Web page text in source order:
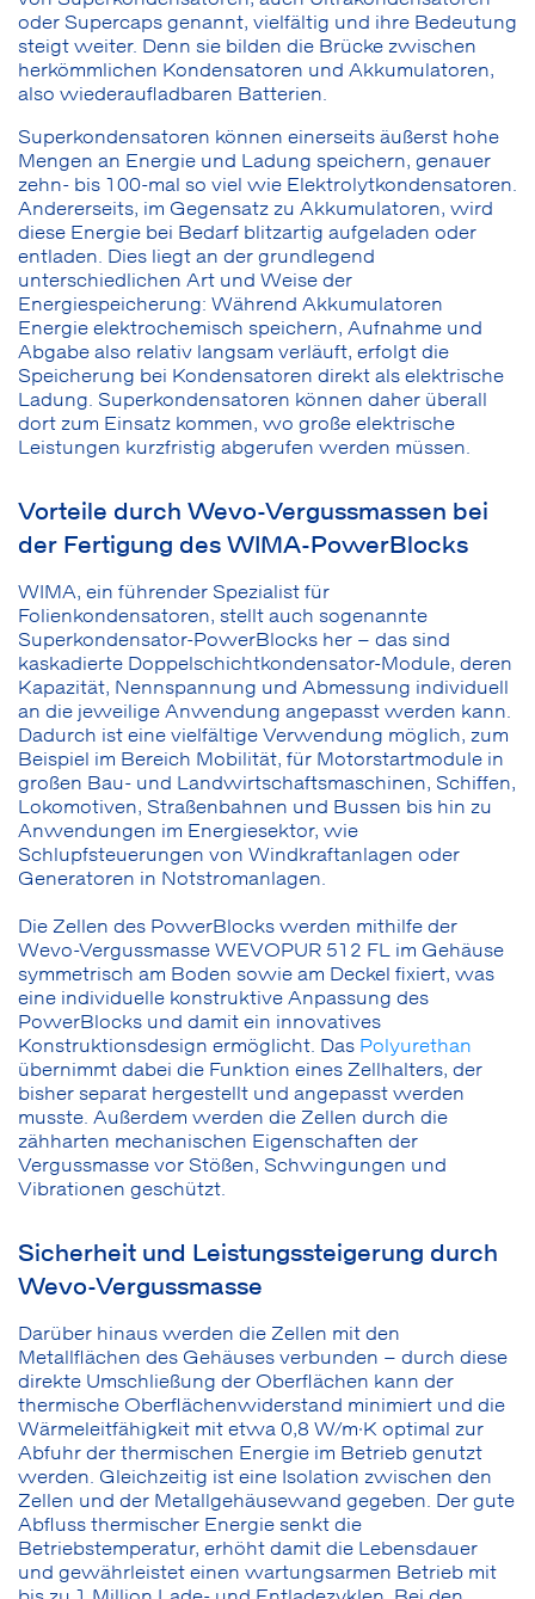
oder Supercaps genannt, vielfältig und ihre Bedeutung
steigt weiter. Denn sie bilden die Brücke zwischen
herkömmlichen Kondensatoren und Akkumulatoren,
also wiederaufladbaren Batterien.
Superkondensatoren können einerseits äußerst hohe
Mengen an Energie und Ladung speichern, genauer
zehn- bis 100-mal so viel wie Elektrolytkondensatoren.
Andererseits, im Gegensatz zu Akkumulatoren, wird
diese Energie bei Bedarf blitzartig aufgeladen oder
entladen. Dies liegt an der grundlegend
unterschiedlichen Art und Weise der
Energiespeicherung: Während Akkumulatoren
Energie elektrochemisch speichern, Aufnahme und
Abgabe also relativ langsam verläuft, erfolgt die
Speicherung bei Kondensatoren direkt als elektrische
Ladung. Superkondensatoren können daher überall
dort zum Einsatz kommen, wo große elektrische
Leistungen kurzfristig abgerufen werden müssen.
Vorteile durch Wevo-Vergussmassen bei
der Fertigung des WIMA-PowerBlocks
WIMA, ein führender Spezialist für
Folienkondensatoren, stellt auch sogenannte
Superkondensator-PowerBlocks her – das sind
kaskadierte Doppelschichtkondensator-Module, deren
Kapazität, Nennspannung und Abmessung individuell
an die jeweilige Anwendung angepasst werden kann.
Dadurch ist eine vielfältige Verwendung möglich, zum
Beispiel im Bereich Mobilität, für Motorstartmodule in
großen Bau- und Landwirtschaftsmaschinen, Schiffen,
Lokomotiven, Straßenbahnen und Bussen bis hin zu
Anwendungen im Energiesektor, wie
Schlupfsteuerungen von Windkraftanlagen oder
Generatoren in Notstromanlagen.
Die Zellen des PowerBlocks werden mithilfe der
Wevo-Vergussmasse WEVOPUR 512 FL im Gehäuse
symmetrisch am Boden sowie am Deckel fixiert, was
eine individuelle konstruktive Anpassung des
PowerBlocks und damit ein innovatives
Konstruktionsdesign ermöglicht. Das Polyurethan
übernimmt dabei die Funktion eines Zellhalters, der
bisher separat hergestellt und angepasst werden
musste. Außerdem werden die Zellen durch die
zähharten mechanischen Eigenschaften der
Vergussmasse vor Stößen, Schwingungen und
Vibrationen geschützt.
Sicherheit und Leistungssteigerung durch
Wevo-Vergussmasse
Darüber hinaus werden die Zellen mit den
Metallflächen des Gehäuses verbunden – durch diese
direkte Umschließung der Oberflächen kann der
thermische Oberflächenwiderstand minimiert und die
Wärmeleitfähigkeit mit etwa 0,8 W/m·K optimal zur
Abfuhr der thermischen Energie im Betrieb genutzt
werden. Gleichzeitig ist eine Isolation zwischen den
Zellen und der Metallgehäusewand gegeben. Der gute
Abfluss thermischer Energie senkt die
Betriebstemperatur, erhöht damit die Lebensdauer
und gewährleistet einen wartungsarmen Betrieb mit